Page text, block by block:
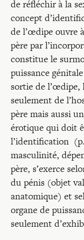
de réfléchir à la
concept
de l’œdipe ouvre
père par
constitue le
puissance
sortie de l’œdipe,
seulement de
père mais aussi
érotique qui doit
l’identification
masculinité,
père, s’exerce
du pénis (objet
anatomique) et
organe de
seulement